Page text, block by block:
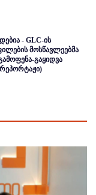
- GLC-ის
მოსწავლეებმა
გაყიდვა